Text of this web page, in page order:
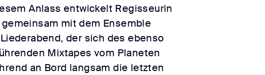
Anlass entwickelt Regisseurin
mit dem Ensemble
der sich des ebenso
Mixtapes vom Planeten
an Bord langsam die letzten